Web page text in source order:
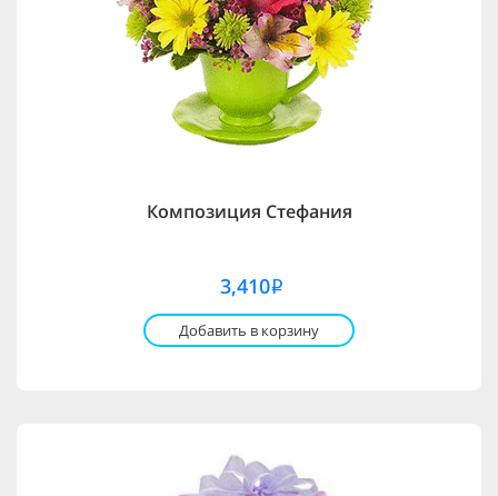
Композиция Стефания
3,410i
Добавить в корзину